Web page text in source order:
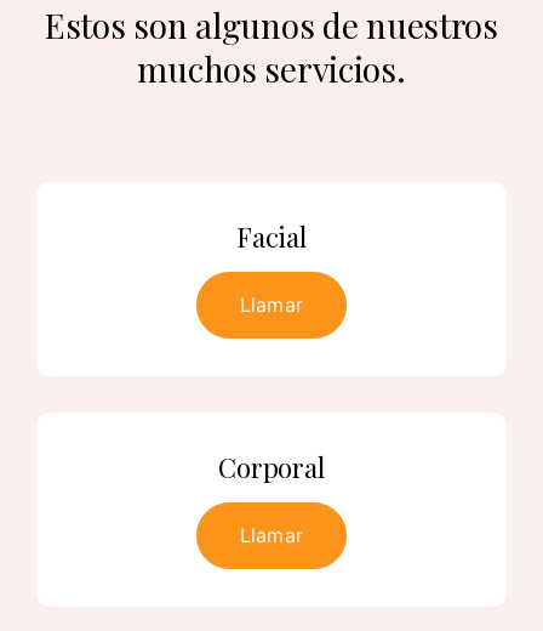
Estos son algunos de nuestros
muchos servicios.
Facial
Llamar
Corporal
Llamar